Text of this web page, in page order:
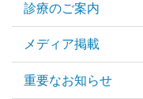
診療のご案内
メディア掲載
重要なお知らせ